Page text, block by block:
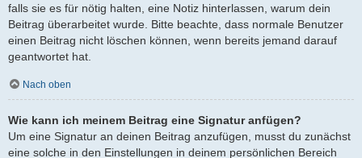
falls sie es für nötig halten, eine Notiz hinterlassen, warum dein
Beitrag überarbeitet wurde. Bitte beachte, dass normale Benutzer
einen Beitrag nicht löschen können, wenn bereits jemand darauf
geantwortet hat.
Nach oben
Wie kann ich meinem Beitrag eine Signatur anfügen?
Um eine Signatur an deinen Beitrag anzufügen, musst du zunächst
eine solche in den Einstellungen in deinem persönlichen Bereich